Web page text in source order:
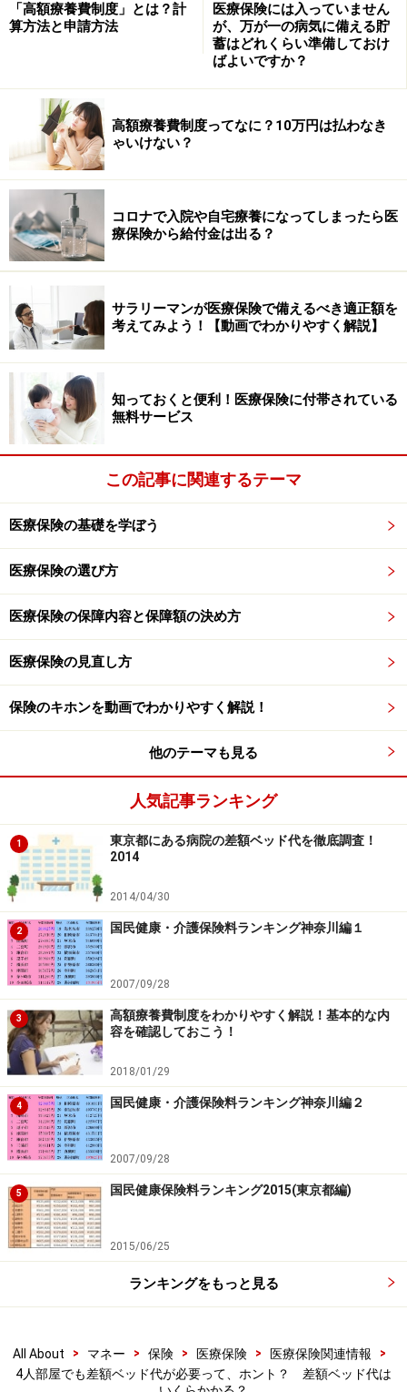
「高額療養費制度」とは？計
算方法と申請方法
医療保険には入っていません
が、万が一の病気に備える貯
蓄はどれくらい準備しておけ
ばよいですか？
高額療養費制度ってなに？10万円は払わなき
ゃいけない？
コロナで入院や自宅療養になってしまったら医
療保険から給付金は出る？
サラリーマンが医療保険で備えるべき適正額を
考えてみよう！【動画でわかりやすく解説】
知っておくと便利！医療保険に付帯されている
無料サービス
この記事に関連するテーマ
医療保険の基礎を学ぼう
医療保険の選び方
医療保険の保障内容と保障額の決め方
医療保険の見直し方
保険のキホンを動画でわかりやすく解説！
他のテーマも見る
人気記事ランキング
1
東京都にある病院の差額ベッド代を徹底調査！
2014
2014/04/30
2 国民健康・介護保険料ランキング神奈川編１
2007/09/28
3
高額療養費制度をわかりやすく解説！基本的な内
容を確認しておこう！
2018/01/29
4 国民健康・介護保険料ランキング神奈川編２
2007/09/28
5 国民健康保険料ランキング2015(東京都編)
2015/06/25
ランキングをもっと見る
All About > マネー > 保険 > 医療保険 > 医療保険関連情報
>
4人部屋でも差額ベッド代が必要って、ホント？ 差額ベッド代は